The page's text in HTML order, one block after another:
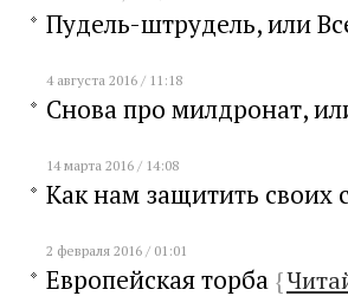
Пудель-штрудель, или
4 августа 2016 / 11:18
Снова про милдронат,
14 марта 2016 / 14:08
Как нам защитить своих
2 февраля 2016 / 01:01
Европейская торба {